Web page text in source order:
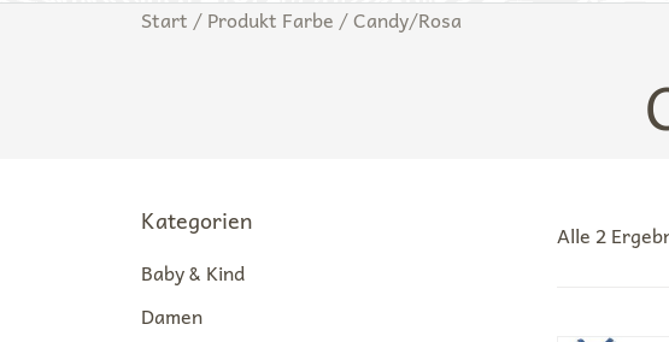
NaturFamily Shop – Naturtextilien für Babys, Kinder
Naturkleidung aus Wolle und Seide
Start / Produkt Farbe / Candy/Rosa
Alle 2
Kategorien
Baby & Kind
Damen